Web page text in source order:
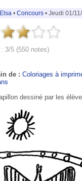
Elsa • Concours • Jeudi 01/
: 3/5 (550 notes)
de : Coloriages à
dessiné par les